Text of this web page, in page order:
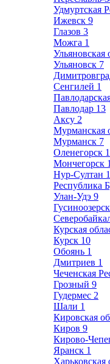
Удмуртская
Ижевск 9
Глазов 3
Можга 1
Ульяновская
Ульяновск 7
Сенгилей 1
Павлодар 13
Аксу 2
Мурманская
Мурманск 7
Оленегорск 1
Мончегорск 1
Нур-Султан
Республика
Улан-Удэ 9
Гусиноозерск
Курская
Курск 10
Обоянь 1
Дмитриев 1
Чеченская
Грозный 9
Гудермес 2
Шали 1
Кировская
Киров 9
Кирово-
Яранск 1
Харьковская